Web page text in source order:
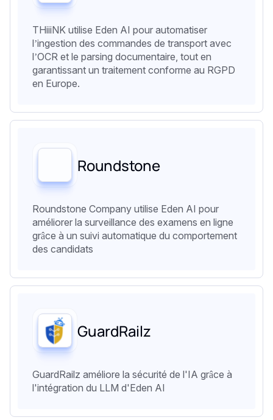
THiiiNK utilise Eden AI pour automatiser
l’ingestion des commandes de transport avec
l’OCR et le parsing documentaire, tout en
garantissant un traitement conforme au RGPD
en Europe.
Roundstone
Roundstone Company utilise Eden AI pour
améliorer la surveillance des examens en ligne
grâce à un suivi automatique du comportement
des candidats
GuardRailz
GuardRailz améliore la sécurité de l'IA grâce à
l'intégration du LLM d'Eden AI